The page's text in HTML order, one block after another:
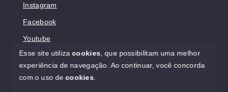
Instagram
Facebook
Youtube
© Copyright 2026 - Sonholar Imóveis - Todos os direitos
Esse site utilizacookies , que possibilitam uma melhor
experiência de navegação. Ao continuar, você concorda
com o uso decookies